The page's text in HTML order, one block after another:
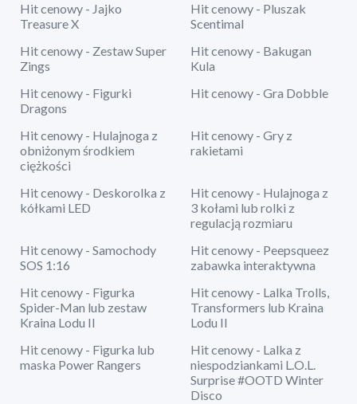
Hit cenowy - Jajko
Treasure X
Hit cenowy - Pluszak
Scentimal
Hit cenowy - Zestaw Super
Zings
Hit cenowy - Bakugan
Kula
Hit cenowy - Figurki
Dragons
Hit cenowy - Gra Dobble
Hit cenowy - Hulajnoga z
obniżonym środkiem
ciężkości
Hit cenowy - Gry z
rakietami
Hit cenowy - Deskorolka z
kółkami LED
Hit cenowy - Hulajnoga z
3 kołami lub rolki z
regulacją rozmiaru
Hit cenowy - Samochody
SOS 1:16
Hit cenowy - Peepsqueez
zabawka interaktywna
Hit cenowy - Figurka
Spider-Man lub zestaw
Kraina Lodu II
Hit cenowy - Lalka Trolls,
Transformers lub Kraina
Lodu II
Hit cenowy - Figurka lub
maska Power Rangers
Hit cenowy - Lalka z
niespodziankami L.O.L.
Surprise #OOTD Winter
Disco